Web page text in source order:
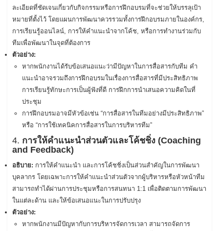
ละเอียดที่ชัดเจนเกี่ยวกับกิจกรรมหรือการฝึกอบรมที่จะช่วยให้บรรลุเป้า
หมายที่ตั้งไว้ โดยแผนการพัฒนาควรรวมทั้งการฝึกอบรมภายในองค์กร,
การเรียนรู้ออนไลน์, การให้คำแนะนำจากโค้ช, หรือการทำงานร่วมกับ
ทีมเพื่อพัฒนาในจุดที่ต้องการ
ตัวอย่าง:
หากพนักงานได้รับข้อเสนอแนะว่ามีปัญหาในการสื่อสารกับทีม คำ
แนะนำอาจรวมถึงการฝึกอบรมในเรื่องการสื่อสารที่มีประสิทธิภาพ
การเรียนรู้ทักษะการเป็นผู้ฟังที่ดี การฝึกการนำเสนอความคิดในที่
ประชุม
การฝึกอบรมอาจมีหัวข้อเช่น “การสื่อสารในทีมอย่างมีประสิทธิภาพ”
หรือ “การใช้เทคนิคการสื่อสารในการบริหารทีม”
4. การให้คำแนะนำส่วนตัวและโค้ชชิ่ง (Coaching
and Feedback)
อธิบาย: การให้คำแนะนำ และการโค้ชชิ่งเป็นส่วนสำคัญในการพัฒนา
บุคลากร โดยเฉพาะการให้คำแนะนำส่วนตัวจากผู้บริหารหรือหัวหน้าทีม
สามารถทำได้ผ่านการประชุมหรือการสนทนา 1:1 เพื่อติดตามการพัฒนา
ในแต่ละด้าน และให้ข้อเสนอแนะในการปรับปรุง
ตัวอย่าง:
หากพนักงานมีปัญหากับการบริหารจัดการเวลา สามารถจัดการ